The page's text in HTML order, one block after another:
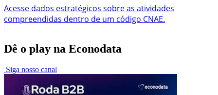
Acesse dados estratégicos sobre as atividades
compreendidas dentro de um código CNAE.
Dê o play na Econodata
Siga nosso canal